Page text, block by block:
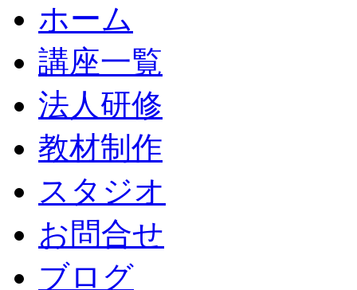
ホーム
講座一覧
法人研修
教材制作
スタジオ
お問合せ
ブログ